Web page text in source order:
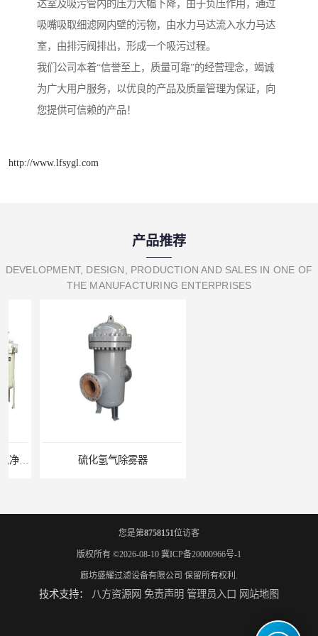
达室及吸污管内的压力大幅下降，由于负压作用，通过
吸嘴吸取细滤网内壁的污物，由水力马达流入水力马达
室，由排污阀排出，形成一个吸污过程。
我们公司本着“信誉至上，质量可靠”的经营理念，竭诚
为广大用户服务，以优良的产品及质量管理为保证，向
您提供可信赖的产品！
http://www.lfsygl.com
产品推荐
DEVELOPMENT, DESIGN, PRODUCTION AND SALES IN ONE OF
THE MANUFACTURING ENTERPRISES
硫化氢气除雾器
您是第8758151位访客
版权所有 ©2026-08-10 冀ICP备20000966号-1
廊坊盛耀过滤设备有限公司 保留所有权利.
技术支持： 八方资源网 免责声明 管理员入口 网站地图